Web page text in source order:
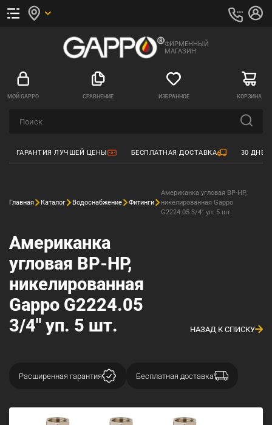
ФИРМЕННЫЙ
МАГАЗИН
МОЙ GAPPO СРАВНЕНИЕ ИЗБРАННОЕ КОРЗИНА
ГАРАНТИЯ ЛУЧШЕЙ ЦЕНЫ БЕСПЛАТНАЯ ДОСТАВКА 30
Главная Каталог Водоснабжение Фитинги
Американка угловая ВР-НР,
никелированная Gappo
G2224.05 3/4" уп. 5 шт.
Американка
угловая ВР-НР,
никелированная
Gappo G2224.05
3/4" уп. 5 шт.
НАЗАД К СПИСКУ
Расширенная гарантия Бесплатная доставка